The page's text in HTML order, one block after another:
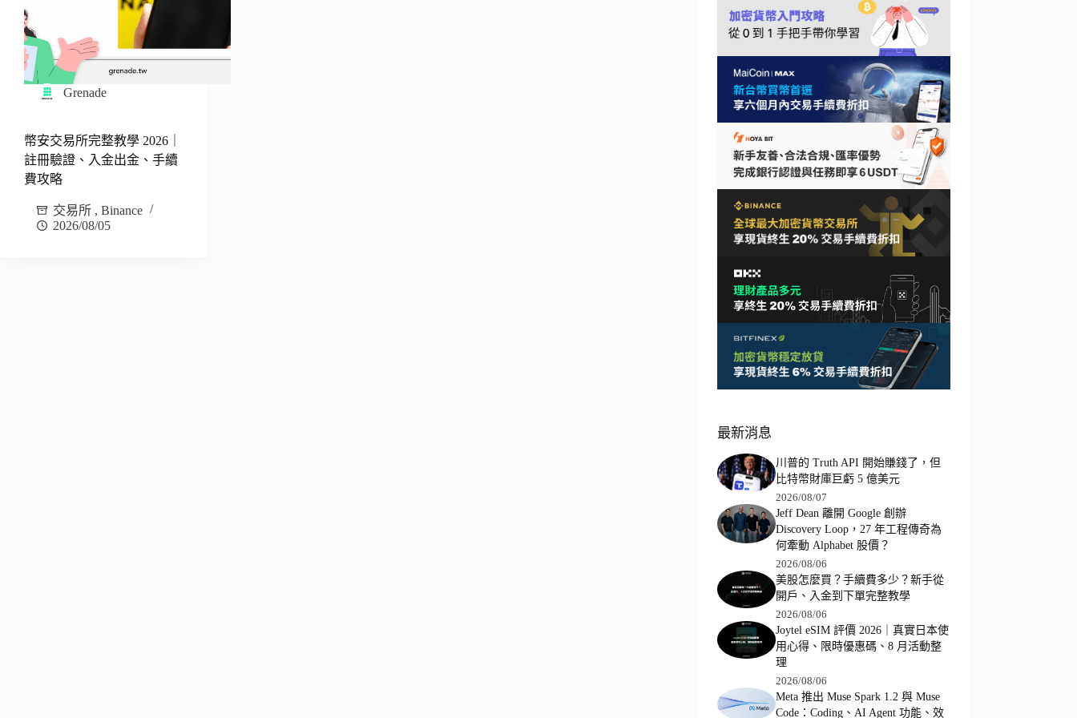
Grenade
幣安交易所完整教學 2026｜
註冊驗證、入金出金、手續
費攻略
交易所 , Binance
2026/08/05
最新消息
川普的 Truth API 開始賺錢了，但
比特幣財庫巨虧 5 億美元
2026/08/07
Jeff Dean 離開 Google 創辦
Discovery Loop，27 年工程傳奇為
何牽動 Alphabet 股價？
2026/08/06
美股怎麼買？手續費多少？新手從
開戶、入金到下單完整教學
2026/08/06
Joytel eSIM 評價 2026｜真實日本使
用心得、限時優惠碼、8 月活動整
理
2026/08/06
Meta 推出 Muse Spark 1.2 與 Muse
Code：Coding、AI Agent 功能、效